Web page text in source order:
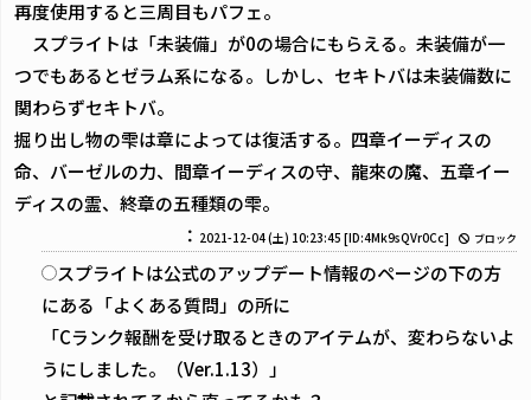
再度使用すると三周目もパフェ。
スプライトは「未装備」が0の場合にもらえる。未装備が一
つでもあるとゼラム系になる。しかし、セキトバは未装備数に
関わらずセキトバ。
掘り出し物の雫は章によっては復活する。四章イーディスの
命、バーゼルの力、間章イーディスの守、龍來の魔、五章イー
ディスの霊、終章の五種類の雫。
： 2021-12-04 (土) 10:23:45 [ID:4Mk9sQVr0Cc] ブロック
スプライトは公式のアップデート情報のページの下の方
にある「よくある質問」の所に
「Cランク報酬を受け取るときのアイテムが、変わらないよ
うにしました。（Ver.1.13）」